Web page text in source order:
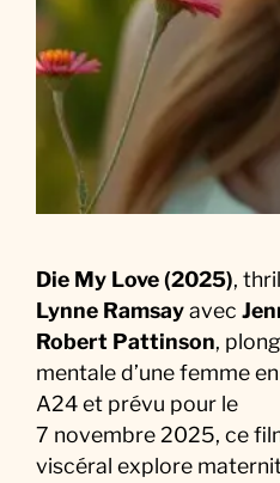
Die My Love (2025),
Lynne Ramsayavec
Robert Pattinson,
mentale d’une femme
A24 et prévu pour le
7 novembre 2025, ce
viscéral explore